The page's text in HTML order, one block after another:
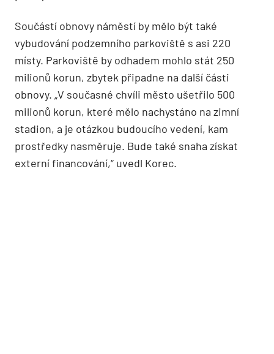
Součástí obnovy náměstí by mělo být také
vybudování podzemního parkoviště s asi 220
místy. Parkoviště by odhadem mohlo stát 250
milionů korun, zbytek připadne na další části
obnovy. „V současné chvíli město ušetřilo 500
milionů korun, které mělo nachystáno na zimní
stadion, a je otázkou budoucího vedení, kam
prostředky nasměruje. Bude také snaha získat
externí financování,“ uvedl Korec.